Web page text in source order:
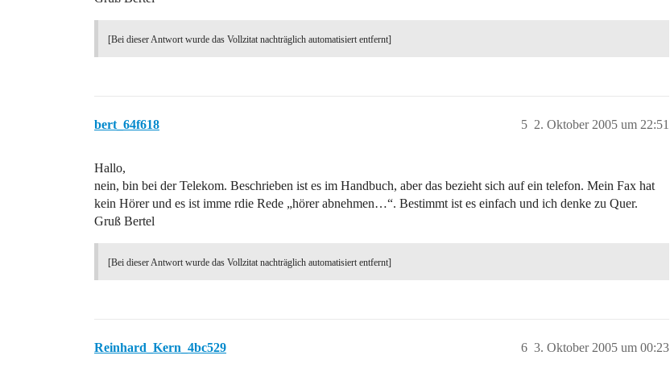
[Bei dieser Antwort wurde das Vollzitat nachträglich automatisiert entfernt]
bert_64f618 2. Oktober 2005 um 22:51
5
Hallo,
nein, bin bei der Telekom. Beschrieben ist es im Handbuch, aber das bezieht sich auf ein telefon. Mein Fax hat
kein Hörer und es ist imme rdie Rede „hörer abnehmen…“. Bestimmt ist es einfach und ich denke zu Quer.
Gruß Bertel
[Bei dieser Antwort wurde das Vollzitat nachträglich automatisiert entfernt]
Reinhard_Kern_4bc529 3. Oktober 2005 um 00:23
6